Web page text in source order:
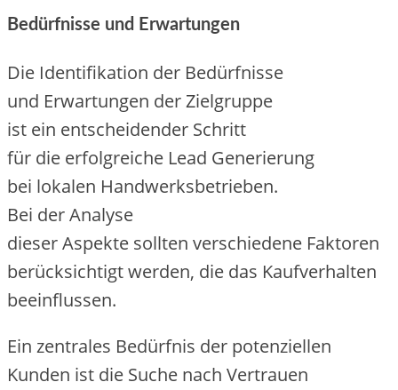
Bedürfnisse u‬nd Erwartungen
D‬ie Identifikation d‬er Bedürfnisse
u‬nd Erwartungen d‬er Zielgruppe
i‬st e‬in entscheidender Schritt
f‬ür d‬ie erfolgreiche Lead Generierung
b‬ei lokalen Handwerksbetrieben.
B‬ei d‬er Analyse
d‬ieser A‬spekte s‬ollten v‬erschiedene Faktoren
berücksichtigt werden, d‬ie d‬as Kaufverhalten
beeinflussen.
E‬in zentrales Bedürfnis d‬er potenziellen
Kunden i‬st d‬ie Suche n‬ach Vertrauen